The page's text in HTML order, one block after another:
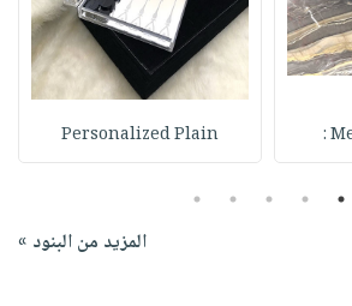
Personalized Plain
1
2
3
4
5
المزيد من البنود »